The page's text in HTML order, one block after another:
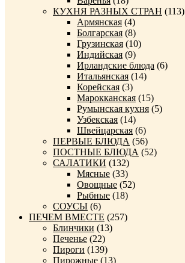
КУХНЯ РАЗНЫХ СТРАН (113)
Армянская (4)
Болгарская (8)
Грузинская (10)
Индийская (9)
Ирландские блюда (6)
Итальянская (14)
Корейская (3)
Марокканская (15)
Румынская кухня (5)
Узбекская (14)
Швейцарская (6)
ПЕРВЫЕ БЛЮДА (56)
ПОСТНЫЕ БЛЮДА (52)
САЛАТИКИ (132)
Мясные (33)
Овощные (52)
Рыбные (18)
СОУСЫ (6)
ПЕЧЕМ ВМЕСТЕ (257)
Блинчики (13)
Печенье (22)
Пироги (139)
Пирожные (13)